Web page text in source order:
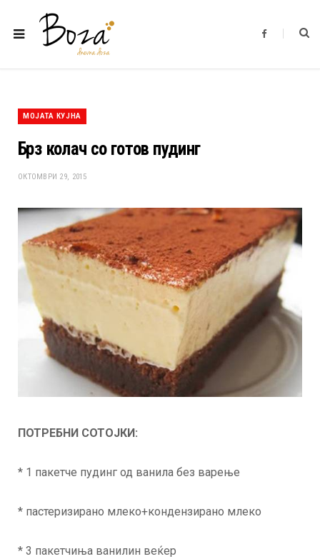
F
b
МОЈАТА КУЈНА
Брз колач со готов пудинг
ОКТОМВРИ 29, 2015
ПОТРЕБНИ СОТОЈКИ:
* 1 пакетче пудинг од ванила без варење
* пастеризирано млеко+кондензирано млеко
* 3 пакетчиња ванилин веќер